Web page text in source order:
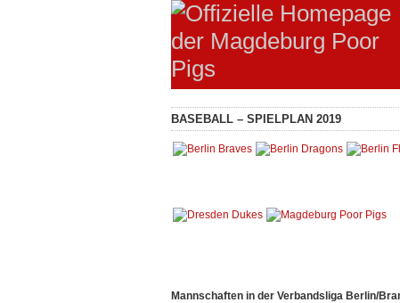
BASEBALL – SPIELPLAN 2019
Mannschaften in der Verbandsliga Berlin/